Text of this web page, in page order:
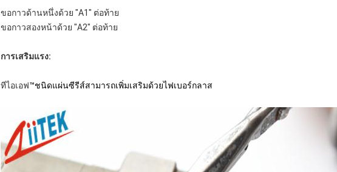
ขอกาวด้านหนึ่งด้วย "A1" ต่อท้าย
ขอกาวสองหน้าด้วย "A2" ต่อท้าย
การเสริมแรง:
ทีไอเอฟ™ชนิดแผ่นซีรีส์สามารถเพิ่มเสริมด้วยไฟเบอร์กลาส